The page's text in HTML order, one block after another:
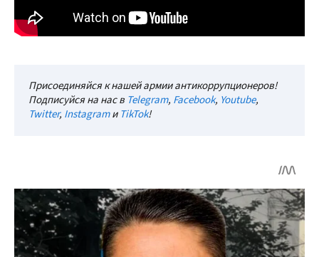
Присоединяйся к нашей армии антикоррупционеров!
Подписуйся на нас в Telegram, Facebook, Youtube,
Twitter, InstagramиTikTok!